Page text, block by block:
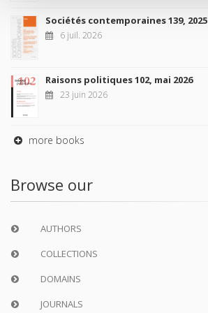
Sociétés contemporaines 139, 2025
6 juil. 2026
Raisons politiques 102, mai 2026
23 juin 2026
more books
Browse our
AUTHORS
COLLECTIONS
DOMAINS
JOURNALS